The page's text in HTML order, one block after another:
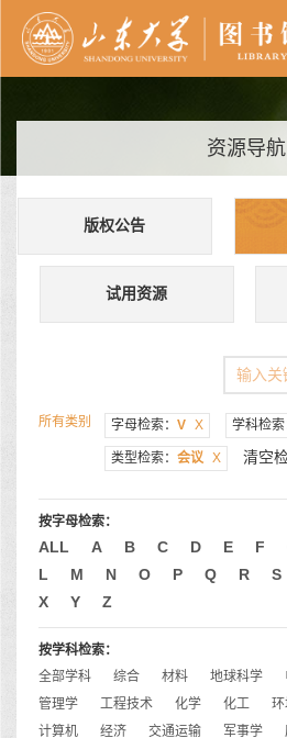
资源导航
版权公告
试用资源
所有类别 字母检索： V X 学科检索
类型检索： 会议 X 清空
按字母检索：
ALL A B C D E F
L
M N O P Q R S
X
Y Z
按学科检索：
全部学科
综合 材料 地球科学
管理学
工程技术 化学 化工
计算机
经济 交通运输 军事学